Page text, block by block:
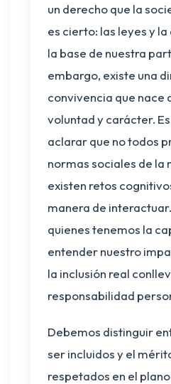
un derecho que la
es cierto: las leyes y
la base de nuestra
embargo, existe una
convivencia que nace
voluntad y carácter.
aclarar que no todos
normas sociales de la
existen retos
manera de
quienes tenemos la
entender nuestro
la inclusión real
responsabilidad
Debemos distinguir
ser incluidos y el
respetados en el